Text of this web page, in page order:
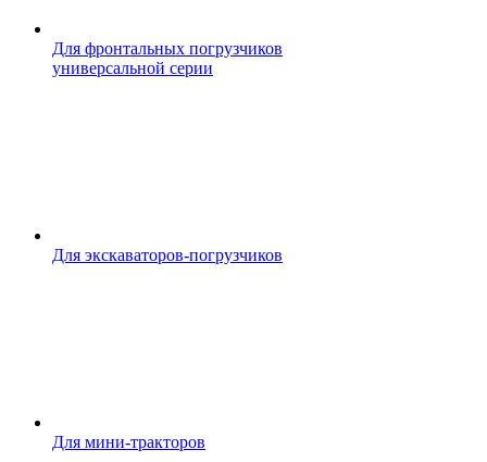
Для фронтальных погрузчиков
универсальной серии
Для экскаваторов-погрузчиков
Для мини-тракторов